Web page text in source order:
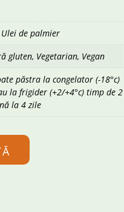
de palmier
gluten, Vegetarian, Vegan
păstra la congelator (-18°c)
la frigider (+2/+4°c) timp de 2
la 4 zile